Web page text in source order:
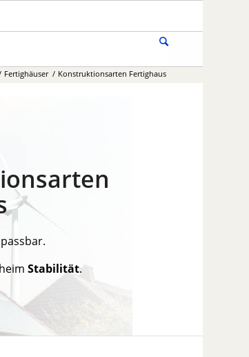
Fertighäuser / Konstruktionsarten Fertighaus
Stabilität.